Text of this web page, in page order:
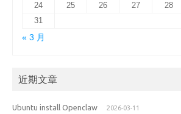
24
25 26 27 28
31
« 3 月
近期文章
Ubuntu install Openclaw 2026-03-11